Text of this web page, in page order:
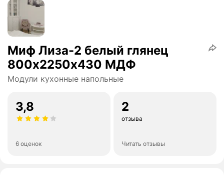
Миф Лиза-2 белый глянец
800х2250х430 МДФ
Модули кухонные напольные
3,8
6 оценок
2
отзыва
Читать отзывы